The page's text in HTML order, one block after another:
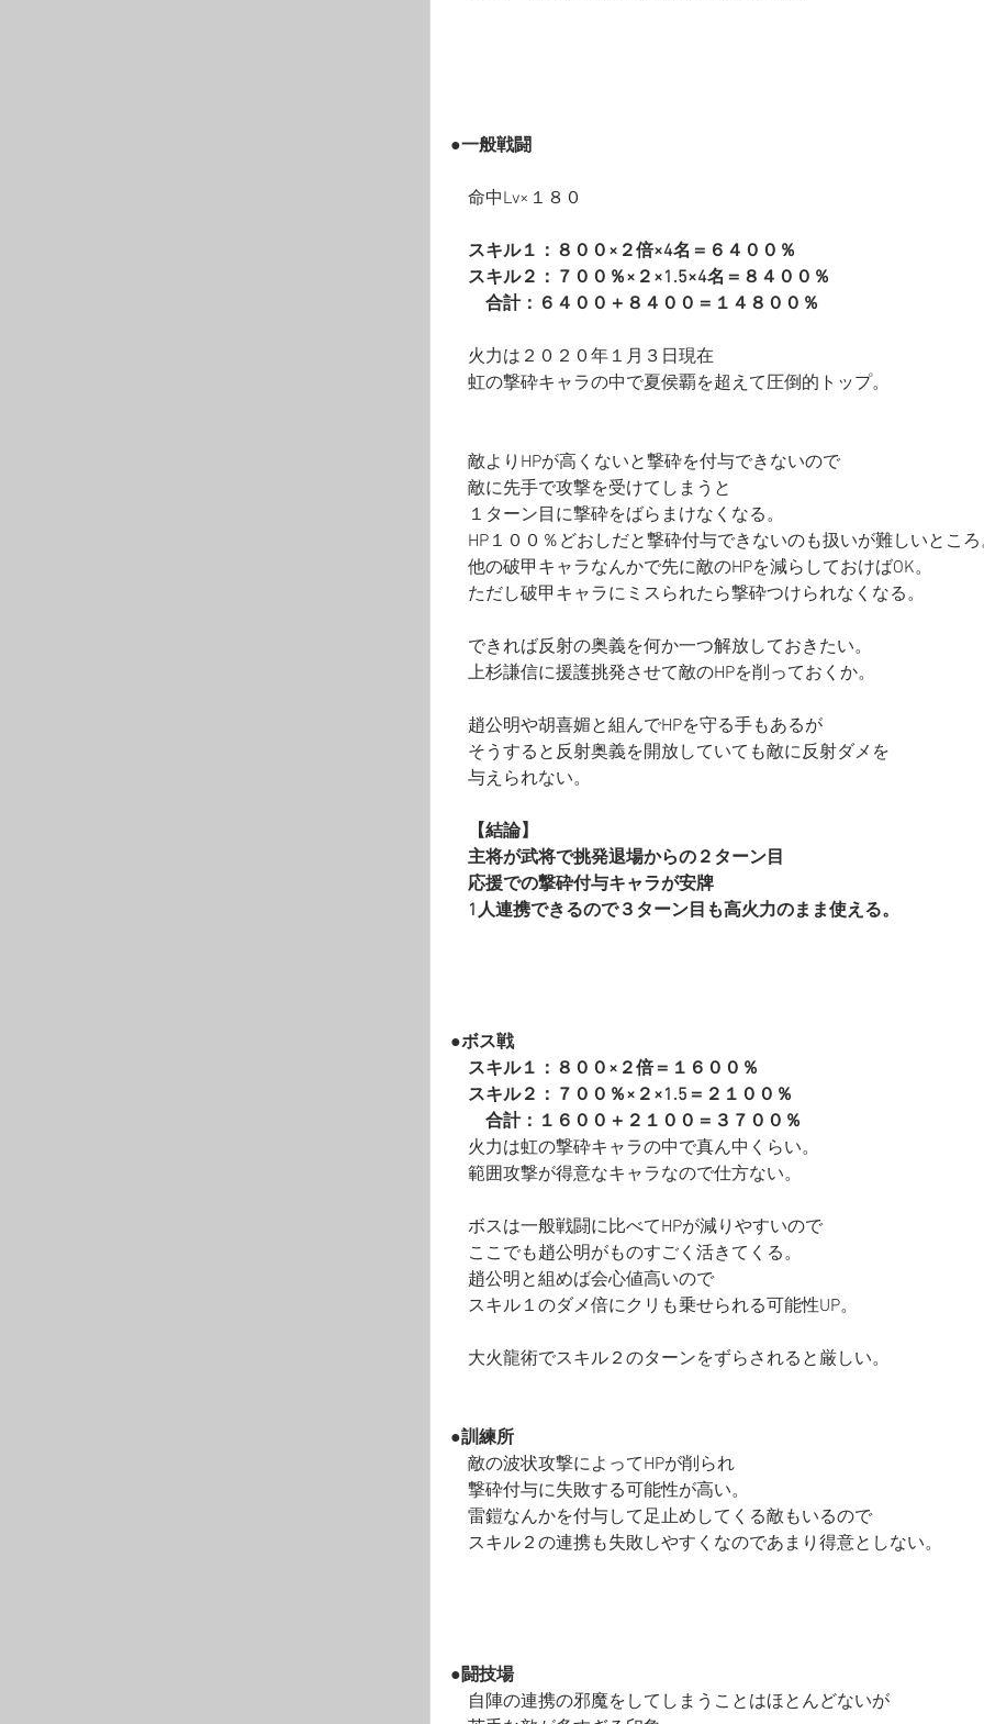
●一般戦闘
命中Lv×１８０
スキル１：８００×２倍×4名＝６４００％
スキル２：７００％×２×1.5×4名＝８４００％
合計：６４００＋８４００＝１４８００％
火力は２０２０年１月３日現在
虹の撃砕キャラの中で夏侯覇を超えて圧倒的トップ。
敵よりHPが高くないと撃砕を付与できないので
敵に先手で攻撃を受けてしまうと
１ターン目に撃砕をばらまけなくなる。
HP１００％どおしだと撃砕付与できないのも扱いが難しいとこ
他の破甲キャラなんかで先に敵のHPを減らしておけばOK。
ただし破甲キャラにミスられたら撃砕つけられなくなる。
できれば反射の奥義を何か一つ解放しておきたい。
上杉謙信に援護挑発させて敵のHPを削っておくか。
趙公明や胡喜媚と組んでHPを守る手もあるが
そうすると反射奥義を開放していても敵に反射ダメを
与えられない。
【結論】
主将が武将で挑発退場からの２ターン目
応援での撃砕付与キャラが安牌
1人連携できるので３ターン目も高火力のまま使える。
●ボス戦
スキル１：８００×２倍＝１６００％
スキル２：７００％×２×1.5＝２１００％
合計：１６００＋２１００＝３７００％
火力は虹の撃砕キャラの中で真ん中くらい。
範囲攻撃が得意なキャラなので仕方ない。
ボスは一般戦闘に比べてHPが減りやすいので
ここでも趙公明がものすごく活きてくる。
趙公明と組めば会心値高いので
スキル１のダメ倍にクリも乗せられる可能性UP。
大火龍術でスキル２のターンをずらされると厳しい。
●訓練所
敵の波状攻撃によってHPが削られ
撃砕付与に失敗する可能性が高い。
雷鎧なんかを付与して足止めしてくる敵もいるので
スキル２の連携も失敗しやすくなのであまり得意としない。
●闘技場
自陣の連携の邪魔をしてしまうことはほとんどないが